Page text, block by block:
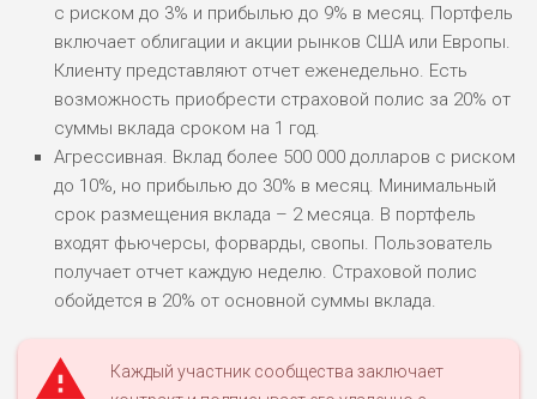
ПОДОЙДЕТ
ВСЕМ
РИСКИ: НИЗКИЕ
ДОХОД: ВЫСОКИЙ
БЮДЖЕТ: ВЫСОКИЙ
М СТАВОК
ДОХОД: ВЫСОКИЙ
БЮДЖЕТ: НИЗКИЙ
ОБЗОР
с риском до 3% и прибылью до 9% в месяц. Портфель
включает облигации и акции рынков США или Европы.
Клиенту представляют отчет еженедельно. Есть
возможность приобрести страховой полис за 20% от
суммы вклада сроком на 1 год.
Агрессивная. Вклад более 500 000 долларов с риском
до 10%, но прибылью до 30% в месяц. Минимальный
срок размещения вклада – 2 месяца. В портфель
входят фьючерсы, форварды, свопы. Пользователь
получает отчет каждую неделю. Страховой полис
обойдется в 20% от основной суммы вклада.
Каждый участник сообщества заключает